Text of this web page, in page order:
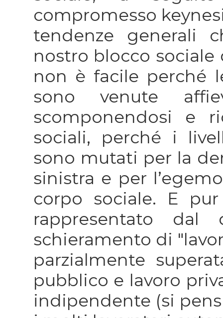
compromesso
tendenze generali
nostro blocco sociale
non è facile perché
sono venute
scomponendosi e
sociali, perché i
sono mutati per la
sinistra e per
corpo sociale. E
rappresentato
schieramento di
parzialmente
pubblico e lavoro
indipendente (si